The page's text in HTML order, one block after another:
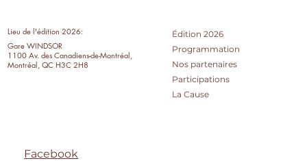
Lieu de l'édition 2026:
Gare WINDSOR
1100 Av. des Canadiens-de-Montréal,
Montréal, QC H3C 2H8
Édition 2026
Programmation
Nos partenaires
Participations
La Cause
Facebook